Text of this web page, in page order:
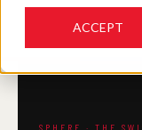
ACCEPT
SPHERE · THE